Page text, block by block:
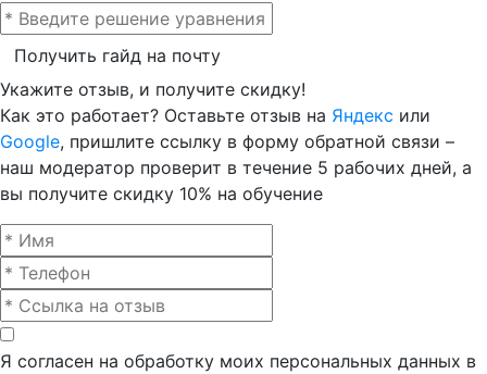
Получить гайд на почту
Укажите отзыв, и получите скидку!
Как это работает? Оставьте отзыв на Яндекс или
Google, пришлите ссылку в форму обратной связи –
наш модератор проверит в течение 5 рабочих дней, а
вы получите скидку 10% на обучение
Я согласен на обработку моих персональных данных в